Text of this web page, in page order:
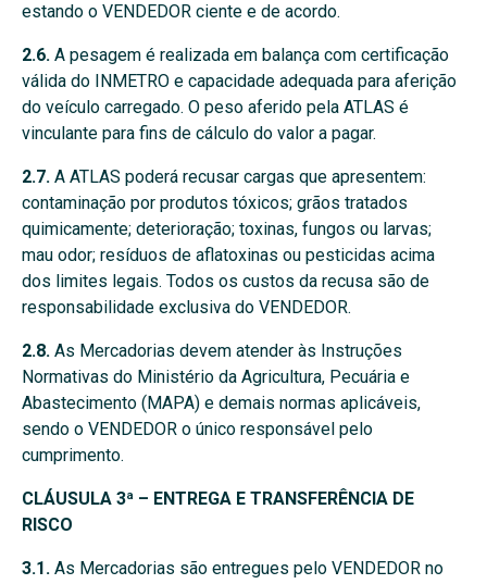
estando o VENDEDOR ciente e de acordo.
2.6. A pesagem é realizada em balança com certificação
válida do INMETRO e capacidade adequada para aferição
do veículo carregado. O peso aferido pela ATLAS é
vinculante para fins de cálculo do valor a pagar.
2.7. A ATLAS poderá recusar cargas que apresentem:
contaminação por produtos tóxicos; grãos tratados
quimicamente; deterioração; toxinas, fungos ou larvas;
mau odor; resíduos de aflatoxinas ou pesticidas acima
dos limites legais. Todos os custos da recusa são de
responsabilidade exclusiva do VENDEDOR.
2.8. As Mercadorias devem atender às Instruções
Normativas do Ministério da Agricultura, Pecuária e
Abastecimento (MAPA) e demais normas aplicáveis,
sendo o VENDEDOR o único responsável pelo
cumprimento.
CLÁUSULA 3ª – ENTREGA E TRANSFERÊNCIA DE
RISCO
3.1. As Mercadorias são entregues pelo VENDEDOR no